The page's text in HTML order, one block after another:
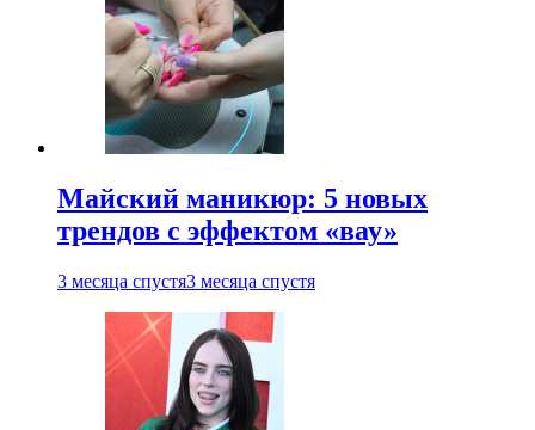
Майский маникюр: 5 новых
трендов с эффектом «вау»
3 месяца спустя3 месяца спустя